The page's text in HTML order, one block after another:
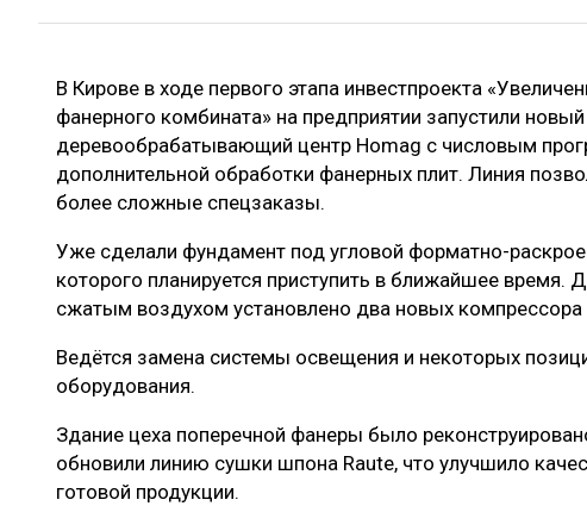
ПРОИЗВОДСТВО ДРЕВЕСНЫХ ПЛИТ
ЦБП
В Кирове в ходе первого этапа инвестпроекта
фанерного комбината» на предприятии запустили
деревообрабатывающий центр Homag с числовым
дополнительной обработки фанерных плит. Линия
более сложные спецзаказы.
Уже сделали фундамент под угловой форматно-
которого планируется приступить в ближайшее время.
сжатым воздухом установлено два новых компрессора
Ведётся замена системы освещения и некоторых
оборудования.
Здание цеха поперечной фанеры было
обновили линию сушки шпона Raute, что улучшило
готовой продукции.